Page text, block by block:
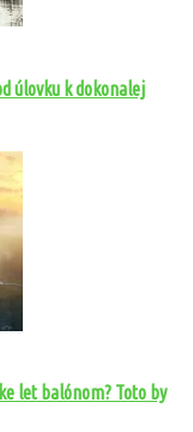
úlovku k dokonalej
let balónom? Toto by